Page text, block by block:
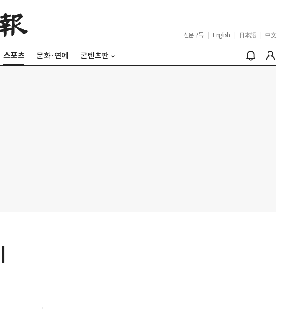
신문구독 English 日本語 中文
스포츠 문화·연예 콘텐츠판